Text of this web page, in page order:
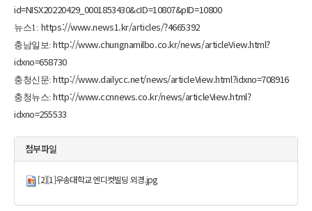
id=NISX20220429_0001853430&cID=10807&pID=10800
뉴스1: https://www.news1.kr/articles/?4665392
충남일보: http://www.chungnamilbo.co.kr/news/articleView.html?
idxno=658730
충청신문: http://www.dailycc.net/news/articleView.html?idxno=708916
충청뉴스: http://www.ccnnews.co.kr/news/articleView.html?
idxno=255533
첨부파일
[2][1]우송대학교 엔디컷빌딩 외경.jpg